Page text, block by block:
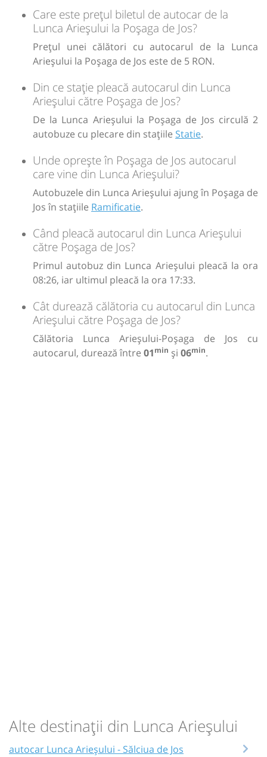
Care este prețul biletul de autocar de la
Lunca Arieșului la Poșaga de Jos?
Prețul unei călători cu autocarul de la Lunca
Arieșului la Poșaga de Jos este de 5 RON.
Din ce stație pleacă autocarul din Lunca
Arieșului către Poșaga de Jos?
De la Lunca Arieșului la Poșaga de Jos circulă 2
autobuze cu plecare din stațiile Statie.
Unde oprește în Poșaga de Jos autocarul
care vine din Lunca Arieșului?
Autobuzele din Lunca Arieșului ajung în Poșaga de
Jos în stațiile Ramificatie.
Când pleacă autocarul din Lunca Arieșului
către Poșaga de Jos?
Primul autobuz din Lunca Arieșului pleacă la ora
08:26, iar ultimul pleacă la ora 17:33.
Cât durează călătoria cu autocarul din Lunca
Arieșului către Poșaga de Jos?
Călătoria Lunca Arieșului-Poșaga de Jos cu
autocarul, durează între 01min și 06min.
Alte destinații din Lunca Arieșului
autocar Lunca Arieșului - Sălciua de Jos